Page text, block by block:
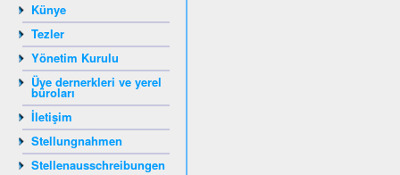
Künye
Tezler
Yönetim Kurulu
Üye dernerkleri ve yerel
büroları
İletişim
Stellungnahmen
Stellenausschreibungen